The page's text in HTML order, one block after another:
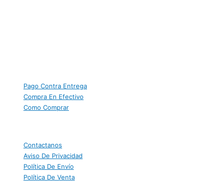
Pago Contra Entrega
Compra En Efectivo
Como Comprar
Contactanos
Aviso De Privacidad
Política De Envío
Política De Venta